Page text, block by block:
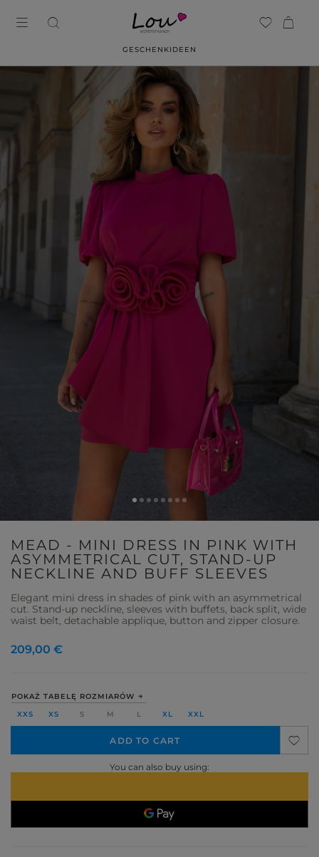
GESCHENKIDEEN
MEAD - MINI DRESS IN PINK WITH
ASYMMETRICAL CUT, STAND-UP
NECKLINE AND BUFF SLEEVES
Elegant mini dress in shades of pink with an asymmetrical
cut. Stand-up neckline, sleeves with buffets, back split, wide
waist belt, detachable applique, button and zipper closure.
POKAŻ TABELĘ ROZMIARÓW
XXS
XS S M L XL XXL
ADD TO CART
You can also buy using:
209,00 €